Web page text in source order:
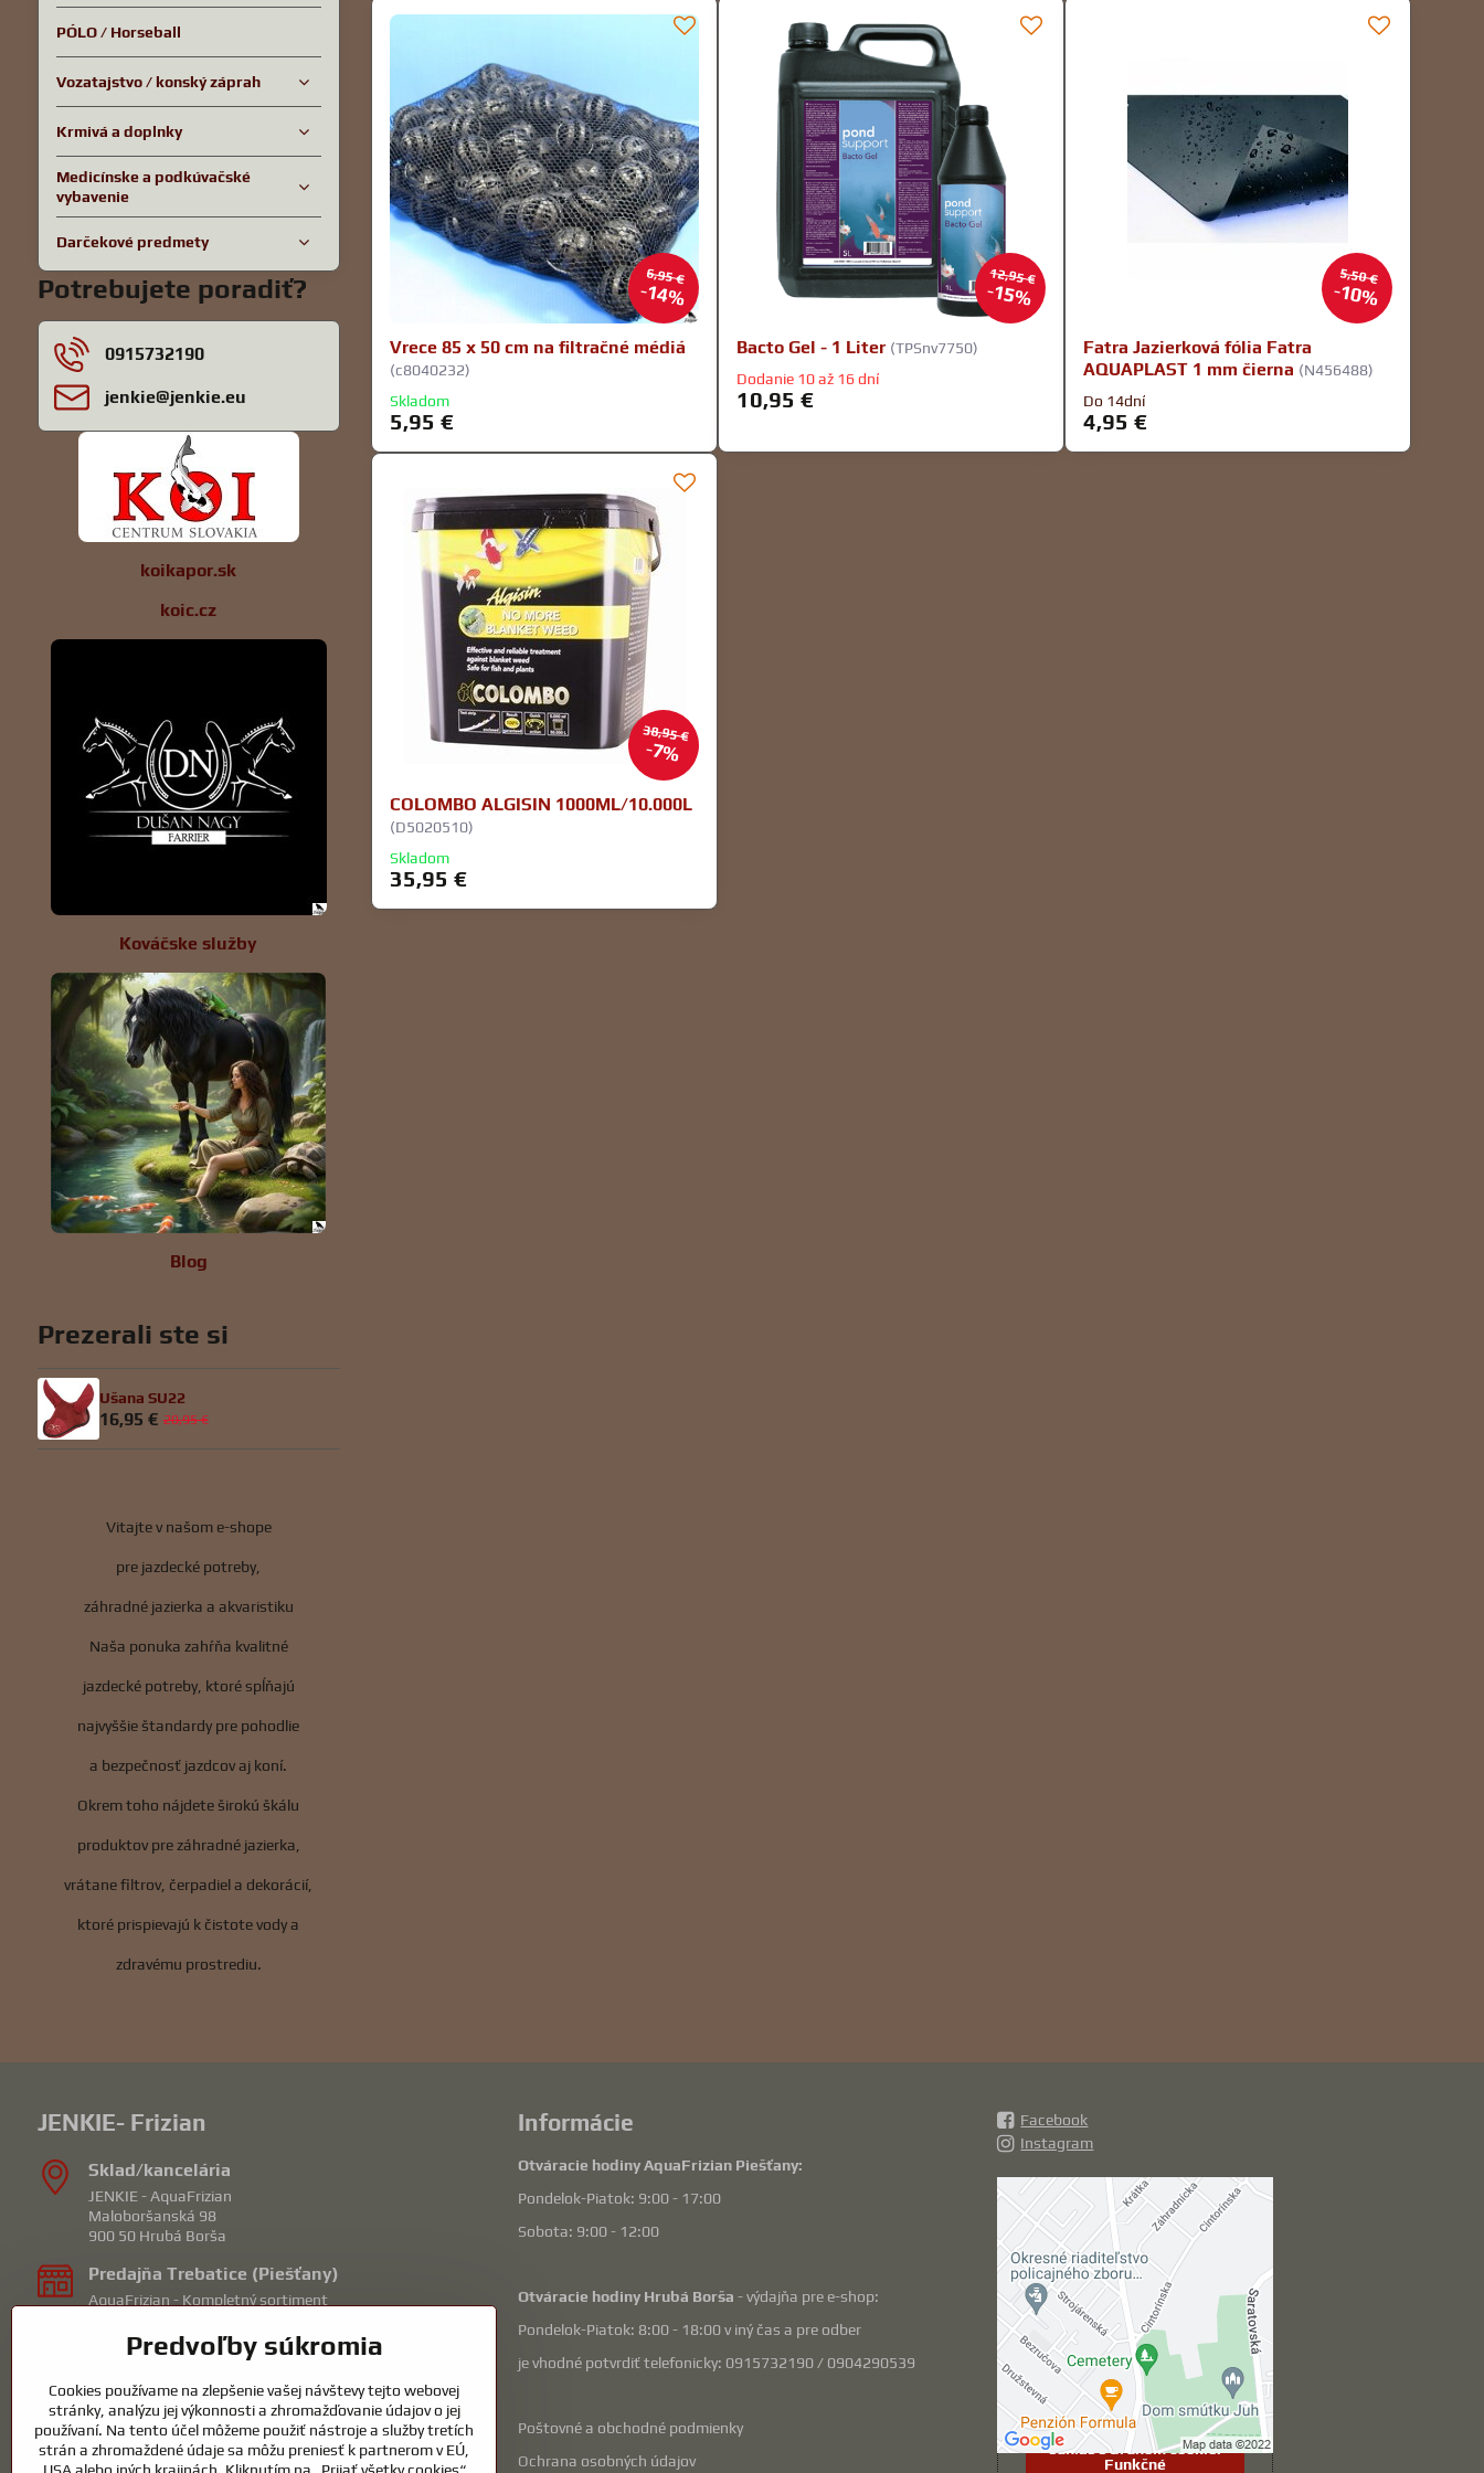
6,95 €
14%
Vrece 85 x 50 cm na filtračné médiá
(c8040232)
Skladom
5,95 €
12,95 €
15%
Bacto Gel - 1 Liter (TPSnv7750)
Dodanie 10 až 16 dní
10,95 €
5,50 €
10%
Fatra Jazierková fólia Fatra
AQUAPLAST 1 mm čierna (N456488)
Do 14dní
4,95 €
38,95 €
7%
COLOMBO ALGISIN 1000ML/10.000L
(D5020510)
Skladom
35,95 €
PÓLO / Horseball
Vozatajstvo / konský záprah
Krmivá a doplnky
Medicínske a podkúvačské
vybavenie
Darčekové predmety
Potrebujete poradiť?
0915732190
jenkie​@jenkie​.eu
koikapor.sk
koic.cz
Kováčske služby
Blog
Prezerali ste si
Ušana SU22
16,95 € 20,95 €
Vitajte v našom e-shope
pre jazdecké potreby,
záhradné jazierka a akvaristiku
Naša ponuka zahŕňa kvalitné
jazdecké potreby, ktoré spĺňajú
najvyššie štandardy pre pohodlie
a bezpečnosť jazdcov aj koní.
Okrem toho nájdete širokú škálu
produktov pre záhradné jazierka,
vrátane filtrov, čerpadiel a dekorácií,
ktoré prispievajú k čistote vody a
zdravému prostrediu.
JENKIE- Frizian
Sklad/kancelária
JENKIE - AquaFrizian
Maloboršanská 98
900 50 Hrubá Borša
Predajňa Trebatice (Piešťany)
AquaFrizian - Kompletný sortiment
92210 Trebatice
mail: piestany@frizian.sk
Predajna Hrubá Borša (Senec)
KOICentrum - Záhradné jazierka/bazény
Maloboršanská 98
90050 Hrubá Borša okr.Senec
Informácie
Otváracie hodiny AquaFrizian Piešťany:
Pondelok-Piatok: 9:00 - 17:00
Sobota: 9:00 - 12:00
Otváracie hodiny Hrubá Borša - výdajňa pre e-shop:
Pondelok-Piatok: 8:00 - 18:00 v iný čas a pre odber
je vhodné potvrdiť telefonicky: 0915732190 / 0904290539
Poštovné a obchodné podmienky
Ochrana osobných údajov
Facebook
Instagram
Externý obsah je
blokovaný Voľbami
súkromia
Prajete si načítať externý obsah?
Povoliť tentokrát
Povoliť a zapamätať -
súhlas s druhom cookie:
Funkčné
Predvoľby súkromia
Cookies používame na zlepšenie vašej návštevy tejto webovej
stránky, analýzu jej výkonnosti a zhromažďovanie údajov o jej
používaní. Na tento účel môžeme použiť nástroje a služby tretích
strán a zhromaždené údaje sa môžu preniesť k partnerom v EÚ,